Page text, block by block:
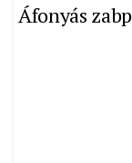
Áfonyás